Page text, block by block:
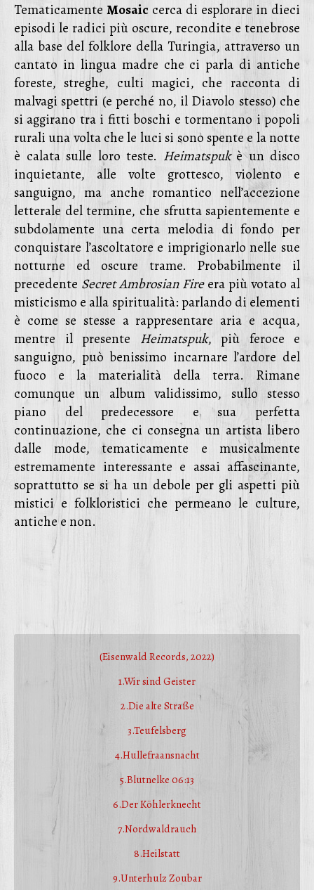
Tematicamente Mosaic cerca di esplorare in dieci
episodi le radici più oscure, recondite e tenebrose
alla base del folklore della Turingia, attraverso un
cantato in lingua madre che ci parla di antiche
foreste, streghe, culti magici, che racconta di
malvagi spettri (e perché no, il Diavolo stesso) che
si aggirano tra i fitti boschi e tormentano i popoli
rurali una volta che le luci si sono spente e la notte
è calata sulle loro teste. Heimatspukè un disco
inquietante, alle volte grottesco, violento e
sanguigno, ma anche romantico nell’accezione
letterale del termine, che sfrutta sapientemente e
subdolamente una certa melodia di fondo per
conquistare l’ascoltatore e imprigionarlo nelle sue
notturne ed oscure trame. Probabilmente il
precedente Secret Ambrosian Fireera più votato al
misticismo e alla spiritualità: parlando di elementi
è come se stesse a rappresentare aria e acqua,
mentre il presente Heimatspuk, più feroce e
sanguigno, può benissimo incarnare l’ardore del
fuoco e la materialità della terra. Rimane
comunque un album validissimo, sullo stesso
piano del predecessore e sua perfetta
continuazione, che ci consegna un artista libero
dalle mode, tematicamente e musicalmente
estremamente interessante e assai affascinante,
soprattutto se si ha un debole per gli aspetti più
mistici e folkloristici che permeano le culture,
antiche e non.
(Eisenwald Records, 2022)
1.Wir sind Geister
2.Die alte Straße
3.Teufelsberg
4.Hullefraansnacht
5.Blutnelke 06:13
6.Der Köhlerknecht
7.Nordwaldrauch
8.Heilstatt
9.Unterhulz Zoubar